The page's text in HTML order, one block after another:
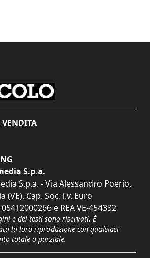
S.p.a.
S.p.a. - Via Alessandro Poerio,
(VE). Cap. Soc. i.v. Euro
e REA VE-454332
e dei testi sono riservati. È
la loro riproduzione con qualsiasi
totale o parziale.